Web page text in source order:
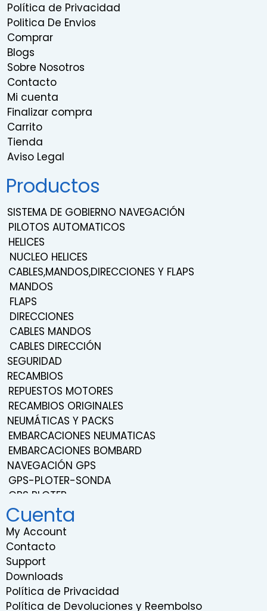
Política de Privacidad
Politica De Envios
Comprar
Blogs
Sobre Nosotros
Contacto
Mi cuenta
Finalizar compra
Carrito
Tienda
Aviso Legal
Productos
SISTEMA DE GOBIERNO NAVEGACIÓN
PILOTOS AUTOMATICOS
HELICES
NUCLEO HELICES
CABLES,MANDOS,DIRECCIONES Y FLAPS
MANDOS
FLAPS
DIRECCIONES
CABLES MANDOS
CABLES DIRECCIÓN
SEGURIDAD
RECAMBIOS
REPUESTOS MOTORES
RECAMBIOS ORIGINALES
NEUMÁTICAS Y PACKS
EMBARCACIONES NEUMATICAS
EMBARCACIONES BOMBARD
NAVEGACIÓN GPS
GPS-PLOTER-SONDA
GPS PLOTER
NAVEGACIÓN
TRANSDUCTORES
SONDAS
SISTEMA DE SONIDO Y ENTRETENIMIENTO
RADIOS VHF
RADARES
INSTRUMENTACION
Cuenta
My Account
Contacto
Support
Downloads
Política de Privacidad
Política de Devoluciones y Reembolso